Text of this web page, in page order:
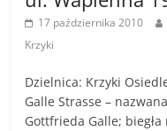
k
17 października 2010
Krzyki
Dzielnica: Krzyki
Galle Strasse –
Gottfrieda Galle;